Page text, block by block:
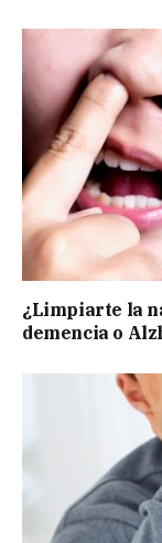
¿Limpiarte la
demencia o